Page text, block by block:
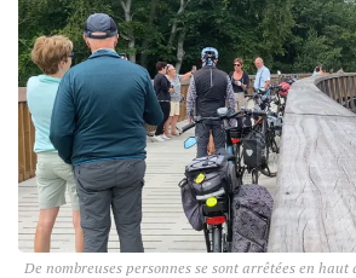
De nombreuses personnes se sont arrêtées en